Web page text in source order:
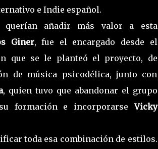
e Indie español.
querían añadir más valor a esta
Giner, fue el encargado desde el
que se le planteó el proyecto, de
de música psicodélica, junto con
, quien tuvo que abandonar el grupo
formación e incorporarseVicky
toda esa combinación de estilos.